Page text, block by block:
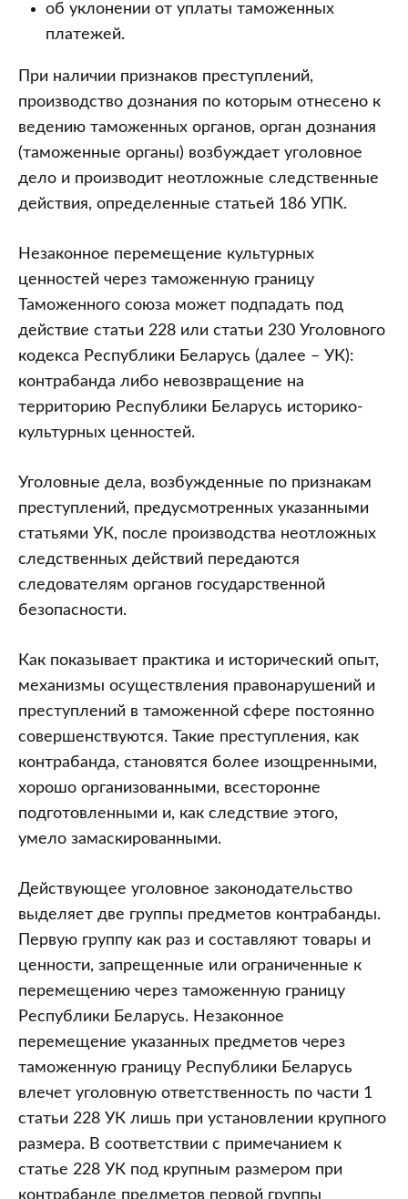
об уклонении от уплаты таможенных
платежей.
При наличии признаков преступлений,
производство дознания по которым отнесено к
ведению таможенных органов, орган дознания
(таможенные органы) возбуждает уголовное
дело и производит неотложные следственные
действия, определенные статьей 186 УПК.
Незаконное перемещение культурных
ценностей через таможенную границу
Таможенного союза может подпадать под
действие статьи 228 или статьи 230 Уголовного
кодекса Республики Беларусь (далее – УК):
контрабанда либо невозвращение на
территорию Республики Беларусь историко-
культурных ценностей.
Уголовные дела, возбужденные по признакам
преступлений, предусмотренных указанными
статьями УК, после производства неотложных
следственных действий передаются
следователям органов государственной
безопасности.
Как показывает практика и исторический опыт,
механизмы осуществления правонарушений и
преступлений в таможенной сфере постоянно
совершенствуются. Такие преступления, как
контрабанда, становятся более изощренными,
хорошо организованными, всесторонне
подготовленными и, как следствие этого,
умело замаскированными.
Действующее уголовное законодательство
выделяет две группы предметов контрабанды.
Первую группу как раз и составляют товары и
ценности, запрещенные или ограниченные к
перемещению через таможенную границу
Республики Беларусь. Незаконное
перемещение указанных предметов через
таможенную границу Республики Беларусь
влечет уголовную ответственность по части 1
статьи 228 УК лишь при установлении крупного
размера. В соответствии с примечанием к
статье 228 УК под крупным размером при
контрабанде предметов первой группы